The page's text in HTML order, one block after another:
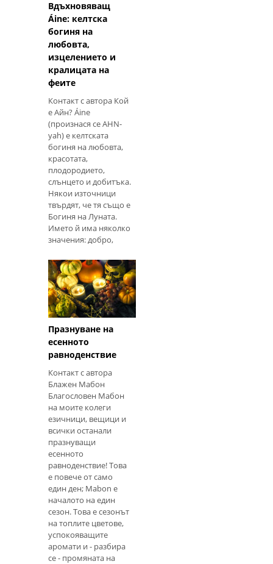
контролира и
дъждовете и влияе на
цялата
Вдъхновяващ
Áine: келтска
богиня на
любовта,
изцелението и
кралицата на
феите
Контакт с автора Кой
е Айн? Áine
(произнася се AHN-
yah) е келтската
богиня на любовта,
красотата,
плодородието,
слънцето и добитъка.
Някои източници
твърдят, че тя също е
Богиня на Луната.
Името й има няколко
значения: добро,
великолепие,
излъчване и слава. Тя
е свързана с лятното
време - лятното
слънцестоене
Празнуване на
есенното
равноденствие
Контакт с автора
Блажен Мабон
Благословен Мабон
на моите колеги
езичници, вещици и
всички останали
празнуващи
есенното
равноденствие! Това
е повече от само
един ден; Mabon е
началото на един
сезон. Това е сезонът
на топлите цветове,
успокояващите
аромати и - разбира
се - промяната на